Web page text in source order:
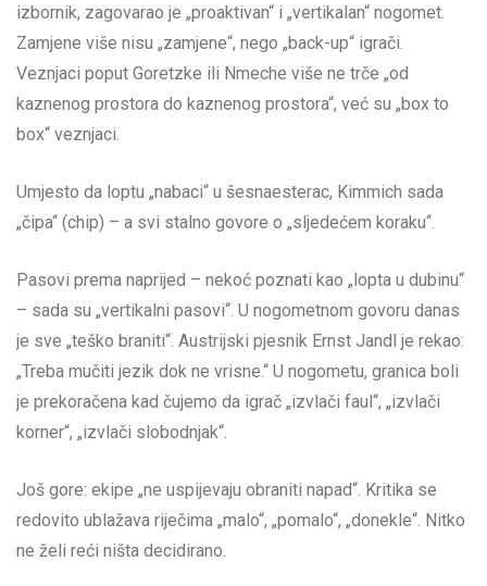
izbornik, zagovarao je „proaktivan“ i „vertikalan“ nogomet.
Zamjene više nisu „zamjene“, nego „back-up“ igrači.
Veznjaci poput Goretzke ili Nmeche više ne trče „od
kaznenog prostora do kaznenog prostora“, već su „box to
box“ veznjaci.
Umjesto da loptu „nabaci“ u šesnaesterac, Kimmich sada
„čipa“ (chip) – a svi stalno govore o „sljedećem koraku“.
Pasovi prema naprijed – nekoć poznati kao „lopta u dubinu“
– sada su „vertikalni pasovi“. U nogometnom govoru danas
je sve „teško braniti“. Austrijski pjesnik Ernst Jandl je rekao:
„Treba mučiti jezik dok ne vrisne.“ U nogometu, granica boli
je prekoračena kad čujemo da igrač „izvlači faul“, „izvlači
korner“, „izvlači slobodnjak“.
Još gore: ekipe „ne uspijevaju obraniti napad“. Kritika se
redovito ublažava riječima „malo“, „pomalo“, „donekle“. Nitko
ne želi reći ništa decidirano.